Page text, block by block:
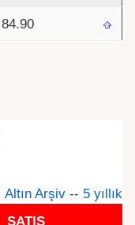
84.90
Altın Arşiv -- 5 yıllık
SATIŞ